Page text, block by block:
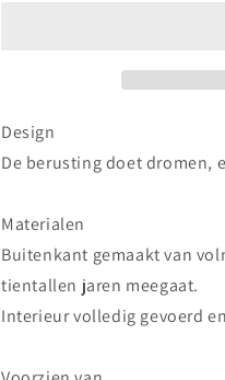
The
Line
of
-
of
Design
De berusting doet dromen,
Materialen
Buitenkant gemaakt van
tientallen jaren meegaat.
Interieur volledig gevoerd